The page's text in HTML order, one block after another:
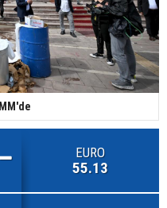
EURO
55.13